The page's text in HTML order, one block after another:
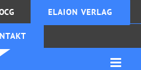
ELAION VERLAG